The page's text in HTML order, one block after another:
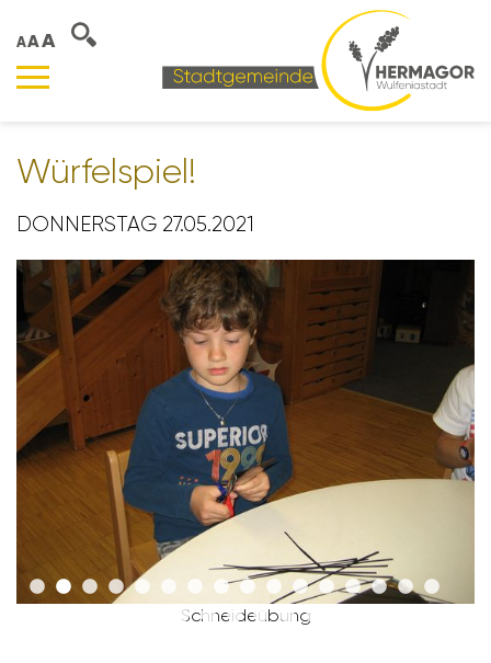
AAA
Würfel­spiel!
DONNERSTAG 27.05.2021
Schnei­de­übung